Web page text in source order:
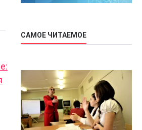
САМОЕ ЧИТАЕМОЕ